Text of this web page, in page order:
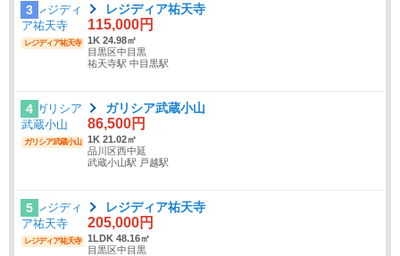
3
レジディア祐天寺
レジディア祐天寺
115,000円
1K 24.98㎡
目黒区中目黒
祐天寺駅 中目黒駅
4
ガリシア武蔵小山
ガリシア武蔵小山
86,500円
1K 21.02㎡
品川区西中延
武蔵小山駅 戸越駅
5
レジディア祐天寺
レジディア祐天寺
205,000円
1LDK 48.16㎡
目黒区中目黒